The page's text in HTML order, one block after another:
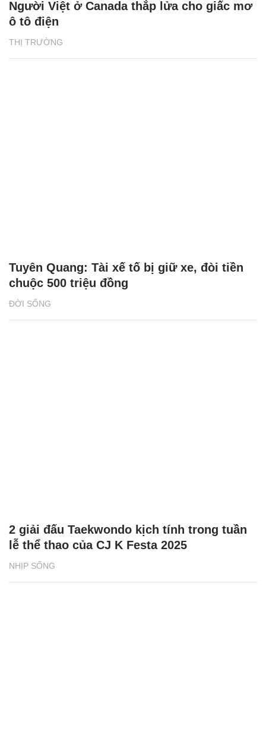
THỊ TRƯỜNG
Người Việt ở Canada thắp lửa cho giấc mơ
ô tô điện
ĐỜI SỐNG
Tuyên Quang: Tài xế tố bị giữ xe, đòi tiền
chuộc 500 triệu đồng
NHỊP SỐNG
2 giải đấu Taekwondo kịch tính trong tuần
lễ thể thao của CJ K Festa 2025